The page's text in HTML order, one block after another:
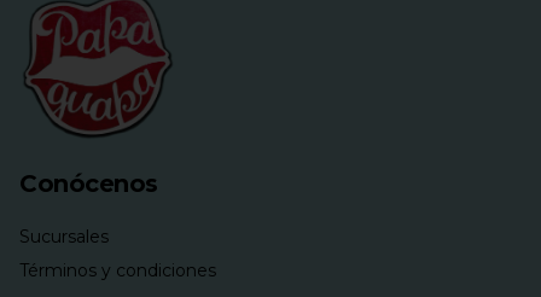
Conócenos
Sucursales
Términos y condiciones